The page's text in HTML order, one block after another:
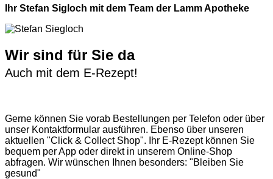
Ihr Stefan Sigloch mit dem Team der Lamm Apotheke
Wir sind für Sie da
Auch mit dem E-Rezept!
Gerne können Sie vorab Bestellungen per Telefon oder über
unser Kontaktformular ausführen. Ebenso über unseren
aktuellen "Click & Collect Shop". Ihr E-Rezept können Sie
bequem per App oder direkt in unserem Online-Shop
abfragen. Wir wünschen Ihnen besonders: "Bleiben Sie
gesund"